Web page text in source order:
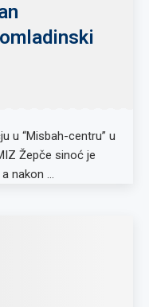
u “Misbah-centru” u
Žepče sinoć je
nakon …